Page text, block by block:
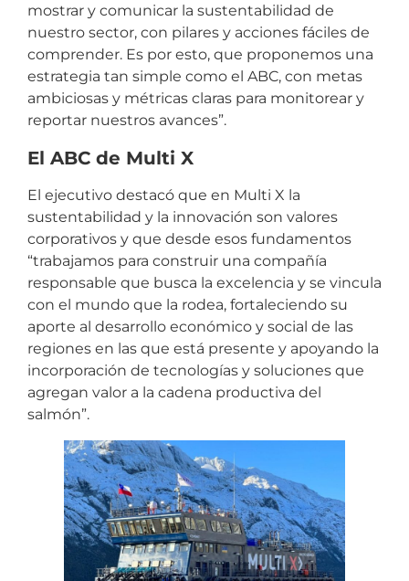
mostrar y comunicar la sustentabilidad de
nuestro sector, con pilares y acciones fáciles de
comprender. Es por esto, que proponemos una
estrategia tan simple como el ABC, con metas
ambiciosas y métricas claras para monitorear y
reportar nuestros avances”.
El ABC de Multi X
El ejecutivo destacó que en Multi X la
sustentabilidad y la innovación son valores
corporativos y que desde esos fundamentos
“trabajamos para construir una compañía
responsable que busca la excelencia y se vincula
con el mundo que la rodea, fortaleciendo su
aporte al desarrollo económico y social de las
regiones en las que está presente y apoyando la
incorporación de tecnologías y soluciones que
agregan valor a la cadena productiva del
salmón”.